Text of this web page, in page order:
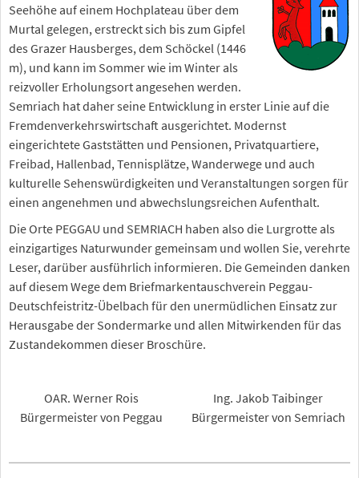
Seehöhe auf einem Hochplateau über dem
Murtal gelegen, erstreckt sich bis zum Gipfel
des Grazer Hausberges, dem Schöckel (1446
m), und kann im Sommer wie im Winter als
reizvoller Erholungsort angesehen werden.
Semriach hat daher seine Entwicklung in erster Linie auf die
Fremdenverkehrswirtschaft ausgerichtet. Modernst
eingerichtete Gaststätten und Pensionen, Privatquartiere,
Freibad, Hallenbad, Tennisplätze, Wanderwege und auch
kulturelle Sehenswürdigkeiten und Veranstaltungen sorgen für
einen angenehmen und abwechslungsreichen Aufenthalt.
Die Orte PEGGAU und SEMRIACH haben also die Lurgrotte als
einzigartiges Naturwunder gemeinsam und wollen Sie, verehrte
Leser, darüber ausführlich informieren. Die Gemeinden danken
auf diesem Wege dem Briefmarkentauschverein Peggau-
Deutschfeistritz-Übelbach für den unermüdlichen Einsatz zur
Herausgabe der Sondermarke und allen Mitwirkenden für das
Zustandekommen dieser Broschüre.
OAR. Werner Rois
Bürgermeister von Peggau
Ing. Jakob Taibinger
Bürgermeister von Semriach